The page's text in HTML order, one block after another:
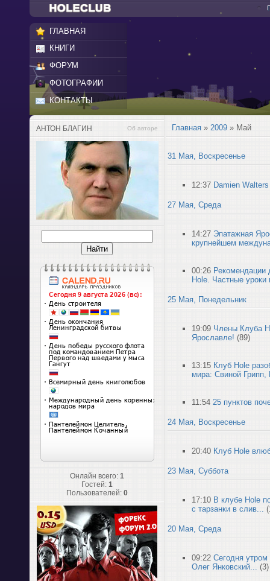
ГЛАВНАЯ
КНИГИ
ФОРУМ
ФОТОГРАФИИ
КОНТАКТЫ
АНТОН БЛАГИН Об авторе
Онлайн всего: 1
Гостей: 1
Пользователей: 0
Главная » 2009 » Май
31 Мая, Воскресенье
12:37 Damien
27 Мая, Среда
14:27 Эпатажная
крупнейшем
00:26 Рекомендации
Hole. Частные
25 Мая, Понедельник
19:09 Члены Клуба
Ярославле! (89)
13:15 Клуб Hole
мира: Свиной
11:54 25 пунктов
24 Мая, Воскресенье
20:40 Клуб Hole
23 Мая, Суббота
17:10 В клубе Hole
с тарзанки в слив...
20 Мая, Среда
09:22 Сегодня
Олег Янковский...
(3)